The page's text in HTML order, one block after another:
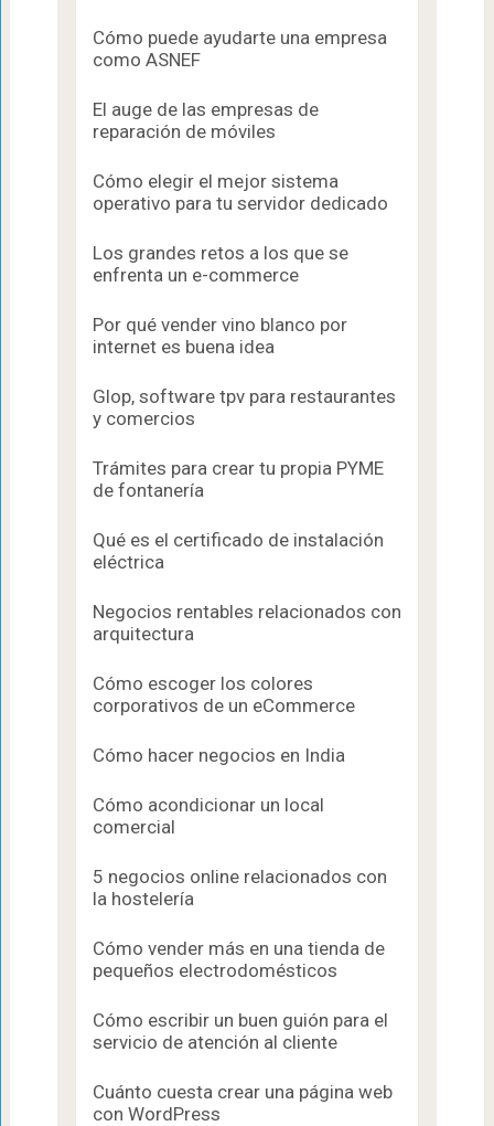
Cómo puede ayudarte una empresa
como ASNEF
El auge de las empresas de
reparación de móviles
Cómo elegir el mejor sistema
operativo para tu servidor dedicado
Los grandes retos a los que se
enfrenta un e-commerce
Por qué vender vino blanco por
internet es buena idea
Glop, software tpv para restaurantes
y comercios
Trámites para crear tu propia PYME
de fontanería
Qué es el certificado de instalación
eléctrica
Negocios rentables relacionados con
arquitectura
Cómo escoger los colores
corporativos de un eCommerce
Cómo hacer negocios en India
Cómo acondicionar un local
comercial
5 negocios online relacionados con
la hostelería
Cómo vender más en una tienda de
pequeños electrodomésticos
Cómo escribir un buen guión para el
servicio de atención al cliente
Cuánto cuesta crear una página web
con WordPress